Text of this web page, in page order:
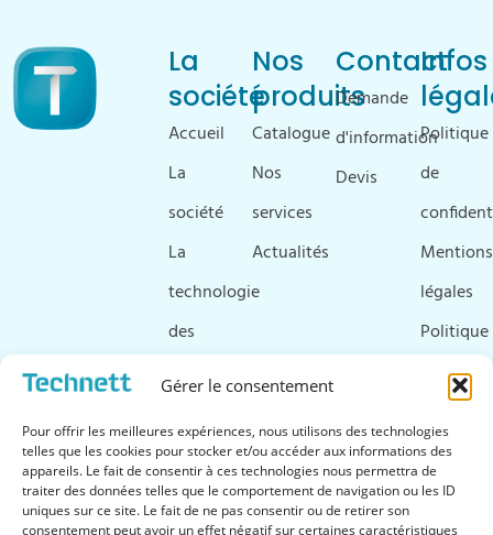
Gérer le consentement
Pour offrir les meilleures expériences, nous utilisons des technologies
telles que les cookies pour stocker et/ou accéder aux informations des
appareils. Le fait de consentir à ces technologies nous permettra de
traiter des données telles que le comportement de navigation ou les ID
uniques sur ce site. Le fait de ne pas consentir ou de retirer son
consentement peut avoir un effet négatif sur certaines caractéristiques
La
société
Accueil
La
société
La
technologie
des
ultrasons
&
téléchargements
Nos
produits
Catalogue
Nos
services
Actualités
Contact
Demande
d'information
Devis
Infos
Politique
de
Mentions
légales
Politique